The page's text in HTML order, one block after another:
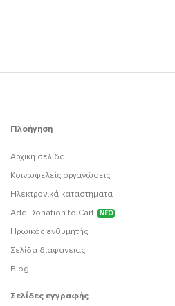
Πλοήγηση
Αρχική σελίδα
Κοινωφελείς οργανώσεις
Ηλεκτρονικά καταστήματα
Add Donation to Cart
ΝΕΟ
Ηρωικός ενθυμητής
Σελίδα διαφάνειας
Blog
Σελίδες εγγραφής